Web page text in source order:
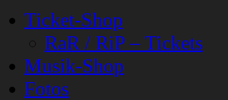
Ticket-Shop
RaR / RiP – Tickets
Musik-Shop
Fotos